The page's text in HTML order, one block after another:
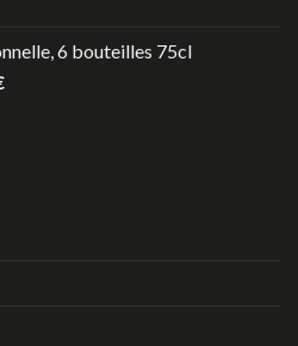
6 bouteilles 75cl